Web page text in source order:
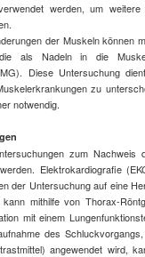
werden, um
der Muskeln können
als Nadeln in die
Diese Untersuchung
zu
notwendig.
zum Nachweis
Elektrokardiografie
der Untersuchung auf eine
mithilfe von Thorax-
mit einem
des
angewendet wird,